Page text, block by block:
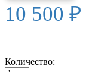
10 500 ₽
Количество: